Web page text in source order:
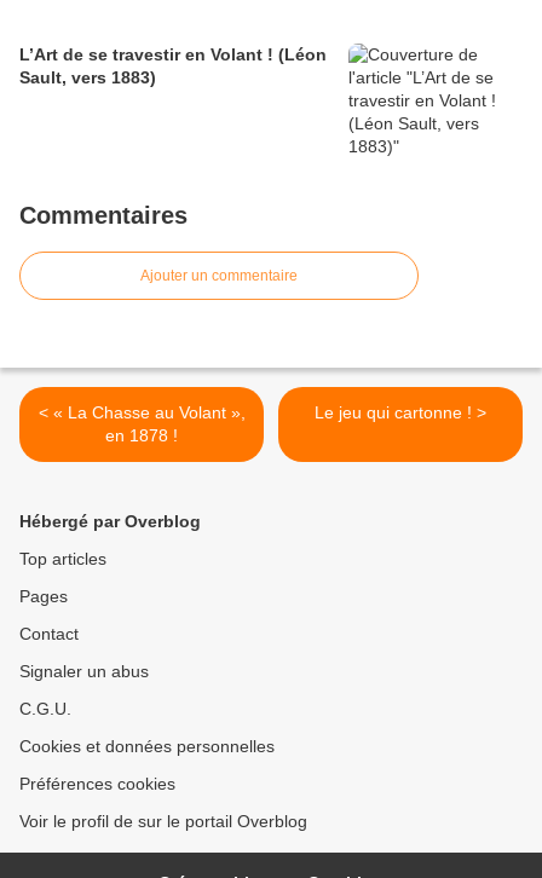
L’Art de se travestir en Volant ! (Léon
Sault, vers 1883)
Commentaires
Ajouter un commentaire
< « La Chasse au Volant »,
en 1878 !
Le jeu qui cartonne ! >
Hébergé par Overblog
Top articles
Pages
Contact
Signaler un abus
C.G.U.
Cookies et données personnelles
Préférences cookies
Voir le profil de sur le portail Overblog